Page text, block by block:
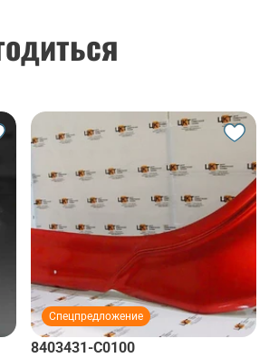
Спецпредложение
8403431-C0100